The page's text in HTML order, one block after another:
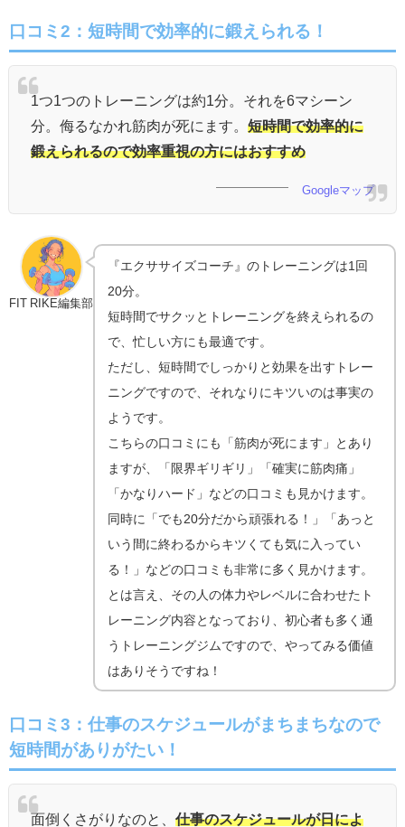
口コミ2：短時間で効率的に鍛えられる！
1つ1つのトレーニングは約1分。それを6マシーン
分。侮るなかれ筋肉が死にます。 短時間で効率的に
鍛えられるので効率重視の方にはおすすめ
Googleマップ
FIT RIKE編集部
『エクササイズコーチ』のトレーニングは1回
20分。
短時間でサクッとトレーニングを終えられるの
で、忙しい方にも最適です。
ただし、短時間でしっかりと効果を出すトレー
ニングですので、それなりにキツいのは事実の
ようです。
こちらの口コミにも「筋肉が死にます」とあり
ますが、「限界ギリギリ」「確実に筋肉痛」
「かなりハード」などの口コミも見かけます。
同時に「でも20分だから頑張れる！」「あっと
いう間に終わるからキツくても気に入ってい
る！」などの口コミも非常に多く見かけます。
とは言え、その人の体力やレベルに合わせたト
レーニング内容となっており、初心者も多く通
うトレーニングジムですので、やってみる価値
はありそうですね！
口コミ3：仕事のスケジュールがまちまちなので
短時間がありがたい！
面倒くさがりなのと、 仕事のスケジュールが日によ